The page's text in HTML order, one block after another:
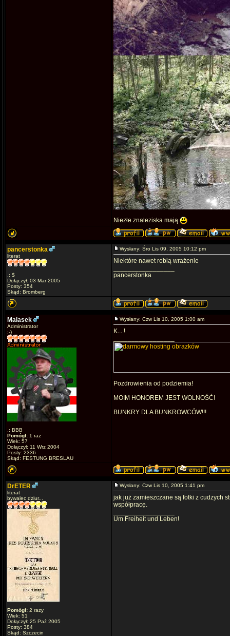
Niezłe znaleziska mają
pancerstonka
literat
.: $
Dołączył: 03 Mar 2005
Posty: 354
Skąd: Bromberg
Wysłany: Śro Lis 09, 2005 10:12 pm
Niektóre nawet robią wrażenie
pancerstonka
Malasek
Administrator
;-)
.: BBB
Pomógł: 1 raz
Wiek: 57
Dołączył: 11 Wrz 2004
Posty: 2336
Skąd: FESTUNG BRESLAU
Wysłany: Czw Lis 10, 2005 1:00 am
K... !
Pozdrowienia od podziemia!
MOIM HONOREM JEST WOLNOŚĆ!
BUNKRY DLA BUNKROWCÓW!!!
DrETER
literat
bywalec dziur...
Pomógł: 2 razy
Wiek: 51
Dołączył: 25 Paź 2005
Posty: 384
Skąd: Szczecin
Wysłany: Czw Lis 10, 2005 1:41 pm
jak już zamieszczane są fotki z cudzych
współpracę.
Um Freiheit und Leben!